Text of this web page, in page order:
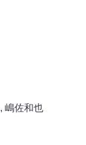
, 嶋佐和也